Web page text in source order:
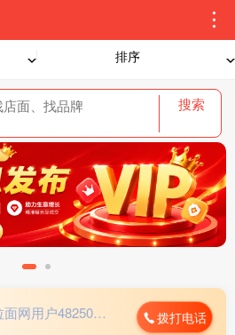
排序
搜索
网用户482503... 拨打电话